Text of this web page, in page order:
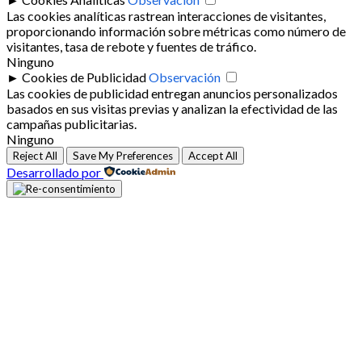
Las cookies analíticas rastrean interacciones de visitantes,
proporcionando información sobre métricas como número de
visitantes, tasa de rebote y fuentes de tráfico.
Ninguno
► Cookies de PublicidadObservación
Las cookies de publicidad entregan anuncios personalizados
basados en sus visitas previas y analizan la efectividad de las
campañas publicitarias.
Ninguno
Reject All Save My Preferences Accept All
Desarrollado por